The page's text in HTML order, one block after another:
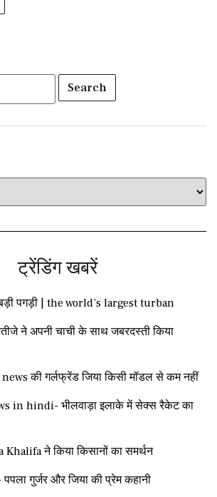
ट्रेंडिंग खबरें
पगड़ी | the world’s largest turban
ने अपनी चाची के साथ जबरदस्ती किया
की गर्लफ्रेंड जिया किसी मॉडल से कम नहीं
in hindi- भीलवाड़ा इलाके में सेक्स रैकेट का
ने किया किसानों का समर्थन
गुर्जर और जिया की प्रेम कहानी